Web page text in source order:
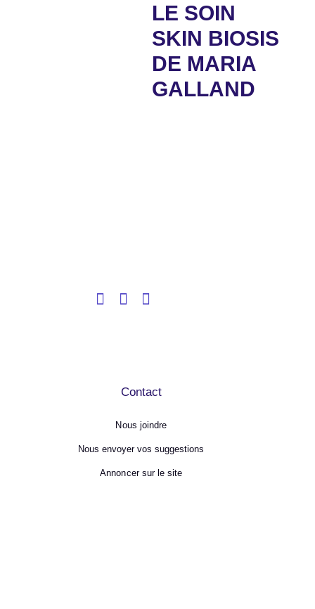
LE SOIN
SKIN BIOSIS
DE MARIA
GALLAND
Contact
Nous joindre
Nous envoyer vos suggestions
Annoncer sur le site